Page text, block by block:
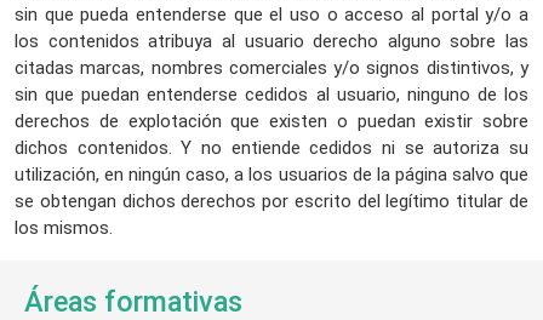
sin que pueda entenderse que el uso o acceso al portal y/o a
los contenidos atribuya al usuario derecho alguno sobre las
citadas marcas, nombres comerciales y/o signos distintivos, y
sin que puedan entenderse cedidos al usuario, ninguno de los
derechos de explotación que existen o puedan existir sobre
dichos contenidos. Y no entiende cedidos ni se autoriza su
utilización, en ningún caso, a los usuarios de la página salvo que
se obtengan dichos derechos por escrito del legítimo titular de
los mismos.
Áreas formativas